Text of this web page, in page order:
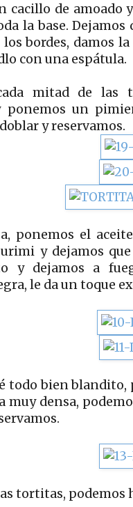
cacillo de
la base.
bordes, damos
con una espátula.
mitad de las
ponemos un
y reservamos.
ponemos el
y dejamos
y dejamos a
le da un toque
todo bien
muy densa,
tortitas, podemos